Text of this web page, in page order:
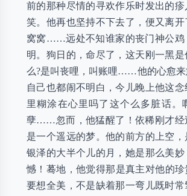
前的那种尽情的寻欢作乐时发出的疹
笑。他再也坚持不下去了，便又离开
窝窝……远处不知谁家的丧门神公鸡
明。狗日的，命尽了，这天刚一黑
么?是叫丧哩，叫账哩……他的心愈来
自己也都闹不明白，今儿晚上他这
里糊涂在心里吗了这个么多脏话。
孽……忽而，他猛醒了！依稀刚才经
是一个遥远的梦。他的前方的上空
银泽的大半个儿的月，她是那么美
憾！蓦地，他觉得那是真主对他的
要想全美，不是缺着那一弯儿既时常